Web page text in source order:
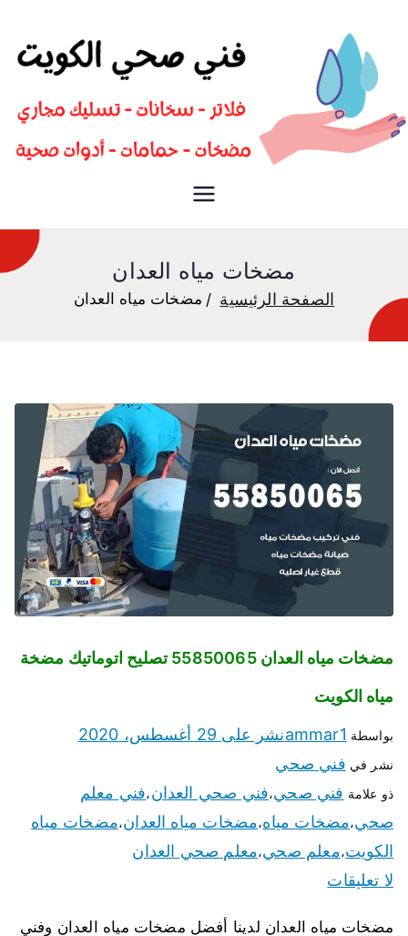
سباك صحي تسليك مجاري افضل
مضخات مياه العدان
الصفحة الرئيسية مضخات مياه العدان
مضخات مياه العدان 55850065 تصليح اتوماتيك مضخة
مياه الكويت
بواسطة ammar1نشر على 29 أغسطس، 2020
نشر في فني صحي
ذو علامة فني صحي،فني صحي العدان،فني معلم
صحي،مضخات مياه،مضخات مياه العدان،مضخات مياه
الكويت،معلم صحي،معلم صحي العدان
لا تعليقات
مضخات مياه العدان لدينا أفضل مضخات مياه العدان وفني